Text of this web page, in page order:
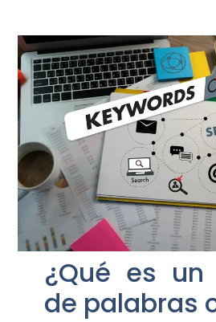
¿Qué es un
de palabras